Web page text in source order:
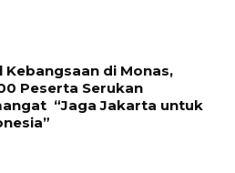
Kebangsaan di Monas,
Peserta Serukan
“Jaga Jakarta untuk